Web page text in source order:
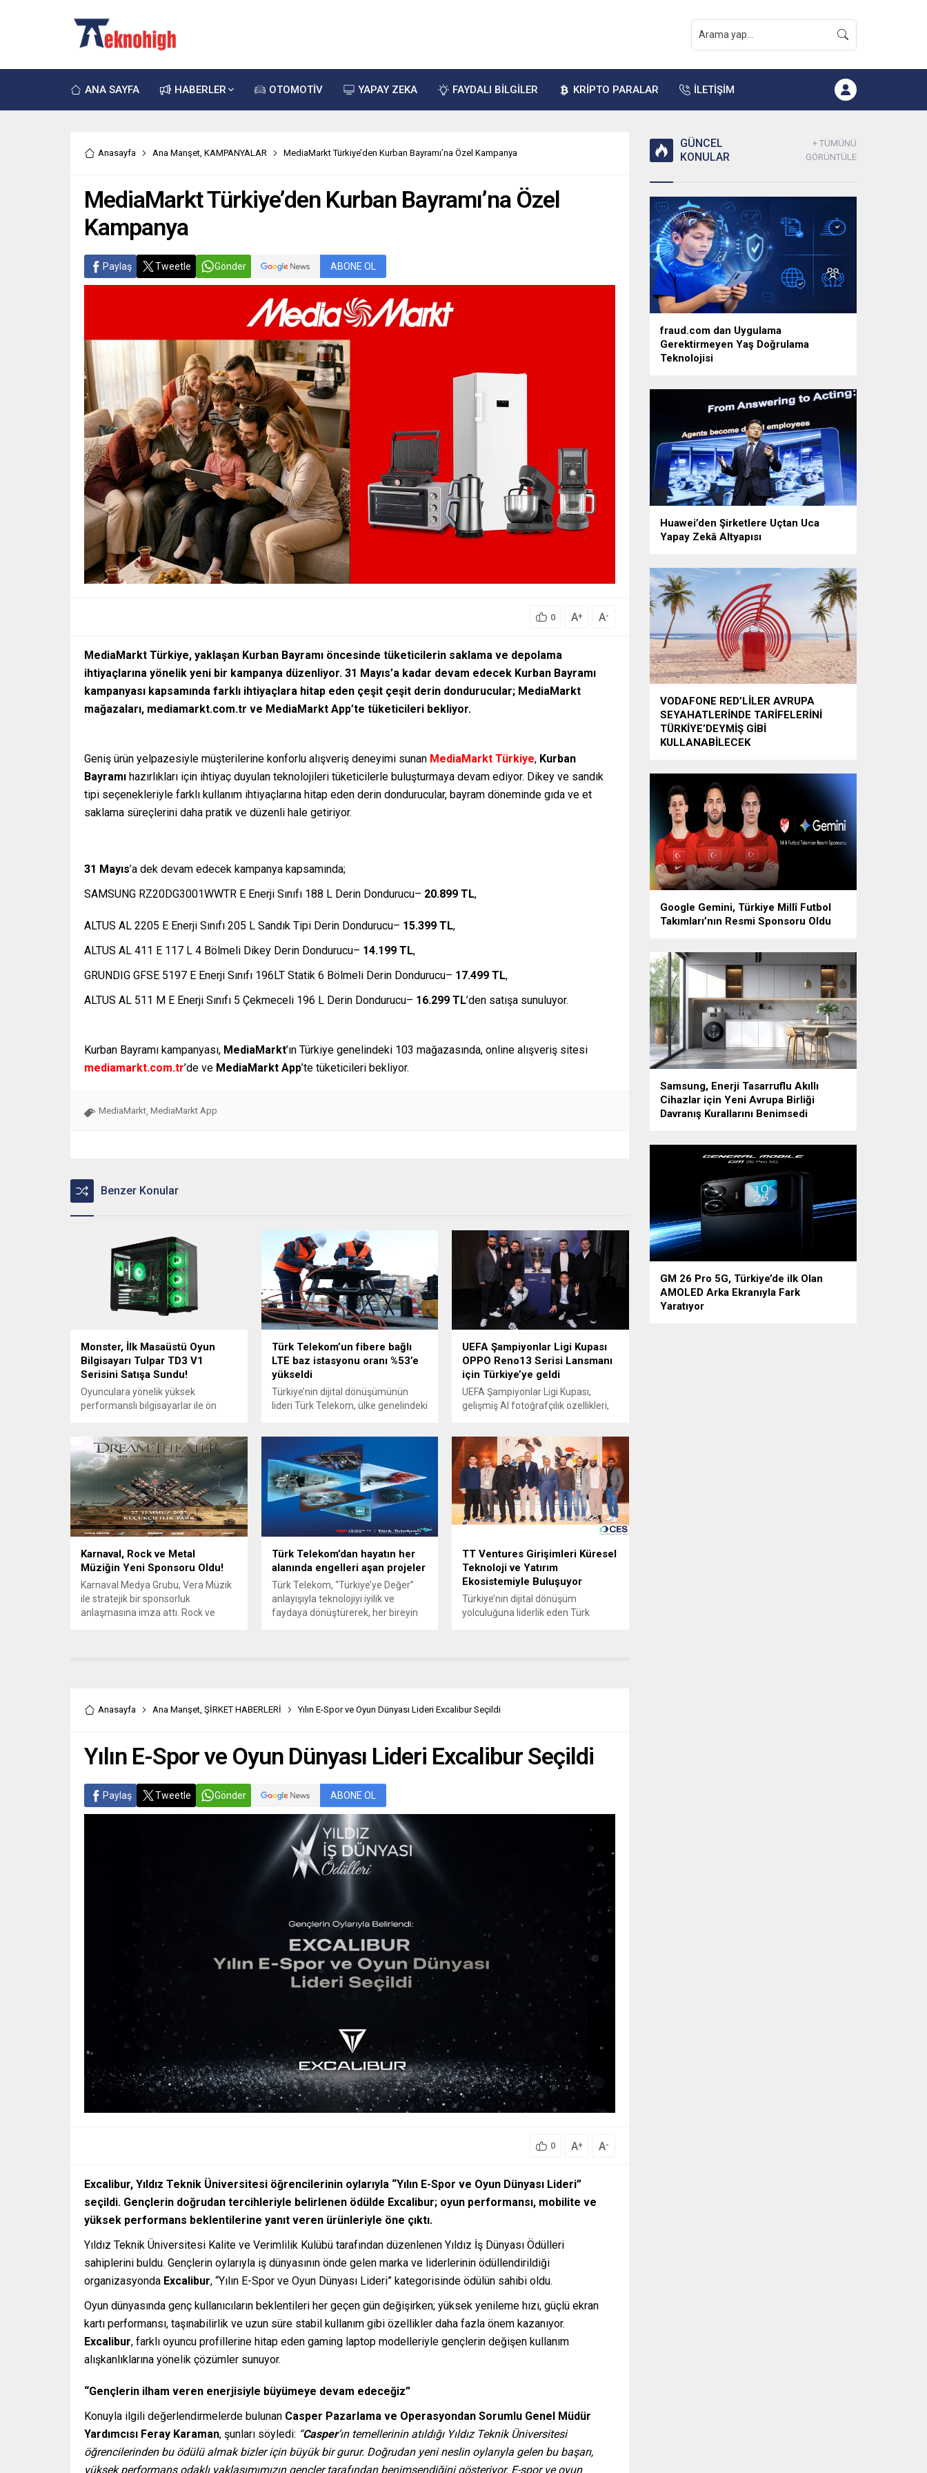
ANA SAYFA HABERLER OTOMOTİV YAPAY ZEKA FAYDALI BİLGİLER KRİPTO PARALAR İLETİŞİM
Anasayfa Ana Manşet, KAMPANYALAR MediaMarkt Türkiye’den Kurban Bayramı’na Özel Kampanya
MediaMarkt Türkiye’den Kurban Bayramı’na Özel
Kampanya
Paylaş Tweetle Gönder ABONE OL
0 A+ A-
MediaMarkt Türkiye, yaklaşan Kurban Bayramı öncesinde tüketicilerin saklama ve depolama
ihtiyaçlarına yönelik yeni bir kampanya düzenliyor. 31 Mayıs’a kadar devam edecek Kurban Bayramı
kampanyası kapsamında farklı ihtiyaçlara hitap eden çeşit çeşit derin dondurucular; MediaMarkt
mağazaları, mediamarkt.com.tr ve MediaMarkt App’te tüketicileri bekliyor.
Geniş ürün yelpazesiyle müşterilerine konforlu alışveriş deneyimi sunan MediaMarkt Türkiye, Kurban
Bayramı hazırlıkları için ihtiyaç duyulan teknolojileri tüketicilerle buluşturmaya devam ediyor. Dikey ve sandık
tipi seçenekleriyle farklı kullanım ihtiyaçlarına hitap eden derin dondurucular, bayram döneminde gıda ve et
saklama süreçlerini daha pratik ve düzenli hale getiriyor.
31 Mayıs’a dek devam edecek kampanya kapsamında;
SAMSUNG RZ20DG3001WWTR E Enerji Sınıfı 188 L Derin Dondurucu– 20.899 TL,
ALTUS AL 2205 E Enerji Sınıfı 205 L Sandık Tipi Derin Dondurucu– 15.399 TL,
ALTUS AL 411 E 117 L 4 Bölmeli Dikey Derin Dondurucu– 14.199 TL,
GRUNDIG GFSE 5197 E Enerji Sınıfı 196LT Statik 6 Bölmeli Derin Dondurucu– 17.499 TL,
ALTUS AL 511 M E Enerji Sınıfı 5 Çekmeceli 196 L Derin Dondurucu– 16.299 TL’den satışa sunuluyor.
Kurban Bayramı kampanyası, MediaMarkt’ın Türkiye genelindeki 103 mağazasında, online alışveriş sitesi
mediamarkt.com.tr’de ve MediaMarkt App’te tüketicileri bekliyor.
MediaMarkt, MediaMarkt App
Benzer Konular
Monster, İlk Masaüstü Oyun
Bilgisayarı Tulpar TD3 V1
Serisini Satışa Sundu!
Oyunculara yönelik yüksek
performanslı bilgisayarlar ile ön
serisiyle masaüstü bilgisayar
sektörüne giriş yaptı. 30 Kasım – 1
Aralık’taki Intel Monsters Reloaded
2024 finalinde lansmanı yapılan
yeni ürün serisi, Monster’ın gücünü
masaüstüne taşıyor. Siyah ve beyaz
renk seçenekleri olan ürünlerden;
Türk Telekom’un fibere bağlı
LTE baz istasyonu oranı %53’e
yükseldi
Türkiye’nin dijital dönüşümünün
lideri Türk Telekom, ülke genelindeki
üçüncü çeyrek itibarıyla fiber ağ
uzunluğunu 459 bin kilometreye,
fiber hane kapsamasını 32,7
milyona yükselten Türk Telekom,
fibere bağlı baz istasyonlarının
oranını yüzde 53’e yükseltti. Türk
Telekom Network Genel Müdür
UEFA Şampiyonlar Ligi Kupası
OPPO Reno13 Serisi Lansmanı
için Türkiye’ye geldi
UEFA Şampiyonlar Ligi Kupası,
gelişmiş AI fotoğrafçılık özellikleri,
Reno13 Serisi lansmanı için
Türkiye’ye geldi. Türkiye, teknoloji
ve futbol tutkunlarını
heyecanlandıran özel bir etkinliğe
ev sahipliği yaptı. UEFA Şampiyonlar
Ligi Kupası, OPPO’nun yeni amiral
Karnaval, Rock ve Metal
Müziğin Yeni Sponsoru Oldu!
Karnaval Medya Grubu, Vera Müzik
ile stratejik bir sponsorluk
anlaşmasına imza attı. Rock ve
sürprizler hazırlıyor. 30’a yakın dijital
sahip...
Türk Telekom’dan hayatın her
alanında engelleri aşan projeler
Türk Telekom, “Türkiye’ye Değer”
anlayışıyla teknolojiyi iyilik ve
faydaya dönüştürerek, her bireyin
çalışmalarıyla farkındalık yaratan
özgürce hareket etmesini sağlayan
Sesli...
TT Ventures Girişimleri Küresel
Teknoloji ve Yatırım
Ekosistemiyle Buluşuyor
Türkiye’nin dijital dönüşüm
yolculuğuna liderlik eden Türk
Telekom CEO’su Ebubekir Şahin,
Türkiye’nin dijital geleceğine yön
vermeyi sürdürüyoruz. Yatırım
Anasayfa Ana Manşet ŞİRKET HABERLERİ Yılın E-Spor ve Oyun Dünyası Lideri Excalibur Seçildi
Yılın E-Spor ve Oyun Dünyası Lideri Excalibur Seçildi
Paylaş Tweetle Gönder ABONE OL
0 A+ A-
Excalibur, Yıldız Teknik Üniversitesi öğrencilerinin oylarıyla “Yılın E-Spor ve Oyun Dünyası Lideri”
seçildi. Gençlerin doğrudan tercihleriyle belirlenen ödülde Excalibur; oyun performansı, mobilite ve
yüksek performans beklentilerine yanıt veren ürünleriyle öne çıktı.
Yıldız Teknik Üniversitesi Kalite ve Verimlilik Kulübü tarafından düzenlenen Yıldız İş Dünyası Ödülleri
sahiplerini buldu. Gençlerin oylarıyla iş dünyasının önde gelen marka ve liderlerinin ödüllendirildiği
organizasyonda Excalibur, “Yılın E-Spor ve Oyun Dünyası Lideri” kategorisinde ödülün sahibi oldu.
Oyun dünyasında genç kullanıcıların beklentileri her geçen gün değişirken; yüksek yenileme hızı, güçlü ekran
kartı performansı, taşınabilirlik ve uzun süre stabil kullanım gibi özellikler daha fazla önem kazanıyor.
Excalibur, farklı oyuncu profillerine hitap eden gaming laptop modelleriyle gençlerin değişen kullanım
alışkanlıklarına yönelik çözümler sunuyor.
“Gençlerin ilham veren enerjisiyle büyümeye devam edeceğiz”
Konuyla ilgili değerlendirmelerde bulunan Casper Pazarlama ve Operasyondan Sorumlu Genel Müdür
Yardımcısı Feray Karaman, şunları söyledi: “Casper’ın temellerinin atıldığı Yıldız Teknik Üniversitesi
öğrencilerinden bu ödülü almak bizler için büyük bir gurur. Doğrudan yeni neslin oylarıyla gelen bu başarı,
yüksek performans odaklı yaklaşımımızın gençler tarafından benimsendiğini gösteriyor. E-spor ve oyun
GÜNCEL
KONULAR
+ TÜMÜNÜ
GÖRÜNTÜLE
fraud.com dan Uygulama
Gerektirmeyen Yaş Doğrulama
Teknolojisi
Huawei’den Şirketlere Uçtan Uca
Yapay Zekâ Altyapısı
VODAFONE RED’LİLER AVRUPA
SEYAHATLERİNDE TARİFELERİNİ
TÜRKİYE’DEYMİŞ GİBİ
KULLANABİLECEK
Google Gemini, Türkiye Millî Futbol
Takımları’nın Resmi Sponsoru Oldu
Samsung, Enerji Tasarruflu Akıllı
Cihazlar için Yeni Avrupa Birliği
Davranış Kurallarını Benimsedi
GM 26 Pro 5G, Türkiye’de ilk Olan
AMOLED Arka Ekranıyla Fark
Yaratıyor